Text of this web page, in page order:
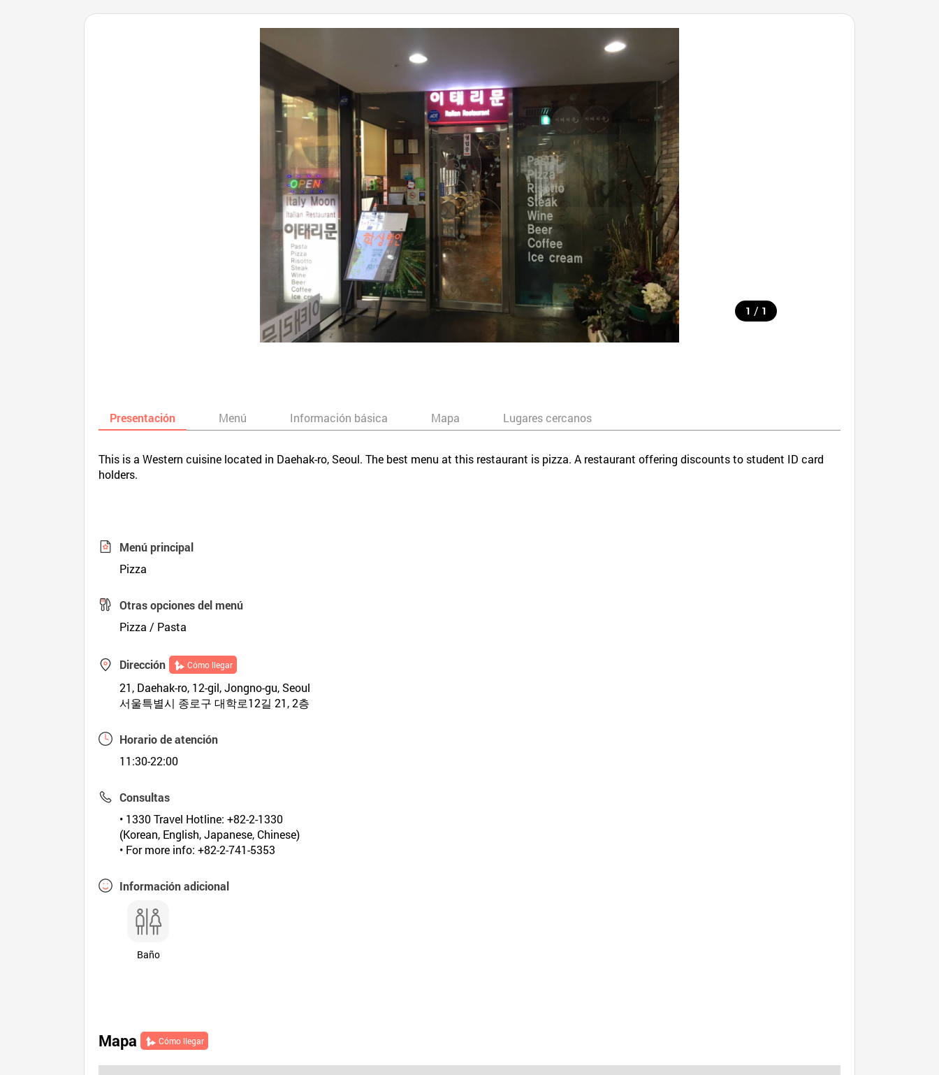
1 / 1
Presentación Menú Información básica Mapa Lugares cercanos
This is a Western cuisine located in Daehak-ro, Seoul. The best menu at this restaurant is pizza. A restaurant offering discounts to student ID card
holders.
Menú principal
Pizza
Otras opciones del menú
Pizza / Pasta
Dirección Cómo llegar
21, Daehak-ro, 12-gil, Jongno-gu, Seoul
서울특별시 종로구 대학로12길 21, 2층
Horario de atención
11:30-22:00
Consultas
• 1330 Travel Hotline: +82-2-1330
(Korean, English, Japanese, Chinese)
• For more info: +82-2-741-5353
Información adicional
Baño
Mapa Cómo llegar